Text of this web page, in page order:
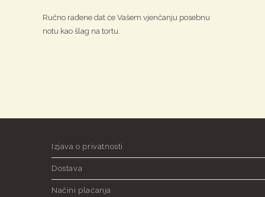
Ručno rađene dat će Vašem vjenčanju posebnu
notu kao šlag na tortu.
Izjava o privatnosti
Dostava
Načini plaćanja